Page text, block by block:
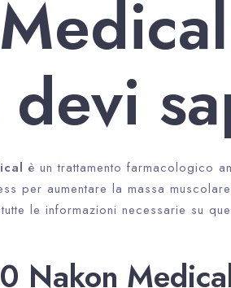
è un trattamento farmacologico
per aumentare la massa
le informazioni necessarie su
Nakon